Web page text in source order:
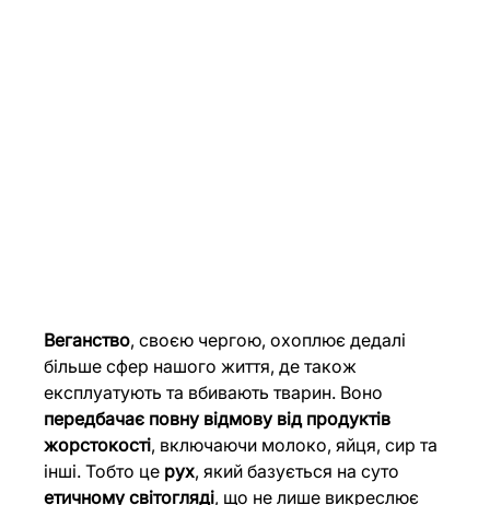
Веганство, своєю чергою, охоплює дедалі
більше сфер нашого життя, де також
експлуатують та вбивають тварин. Воно
передбачає повну відмову від продуктів
жорстокості, включаючи молоко, яйця, сир та
інші. Тобто це рух, який базується на суто
етичному світогляді, що не лише викреслює